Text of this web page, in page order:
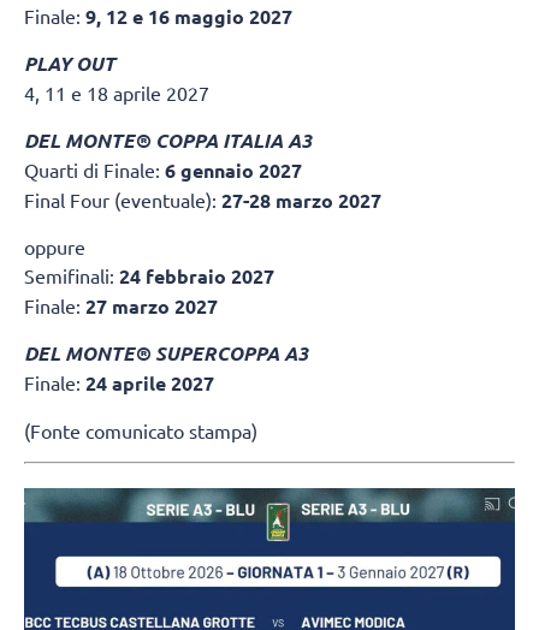
Finale: 9, 12 e 16 maggio 2027
PLAY OUT
4, 11 e 18 aprile 2027
DEL MONTE® COPPA ITALIA A3
Quarti di Finale: 6 gennaio 2027
Final Four (eventuale): 27-28 marzo 2027
oppure
Semifinali: 24 febbraio 2027
Finale: 27 marzo 2027
DEL MONTE® SUPERCOPPA A3
Finale: 24 aprile 2027
(Fonte comunicato stampa)